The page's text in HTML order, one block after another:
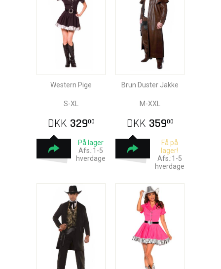
Western Pige
S-XL
DKK 32900
På lager
Afs.:1-5
hverdage
Brun Duster Jakke
M-XXL
DKK 35900
Få på
lager!
Afs.:1-5
hverdage